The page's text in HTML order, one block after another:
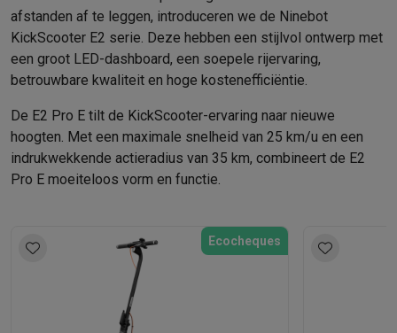
afstanden af te leggen, introduceren we de Ninebot
KickScooter E2 serie. Deze hebben een stijlvol ontwerp met
een groot LED-dashboard, een soepele rijervaring,
betrouwbare kwaliteit en hoge kostenefficiëntie.
De E2 Pro E tilt de KickScooter-ervaring naar nieuwe
hoogten. Met een maximale snelheid van 25 km/u en een
indrukwekkende actieradius van 35 km, combineert de E2
Pro E moeiteloos vorm en functie.
Ecocheques